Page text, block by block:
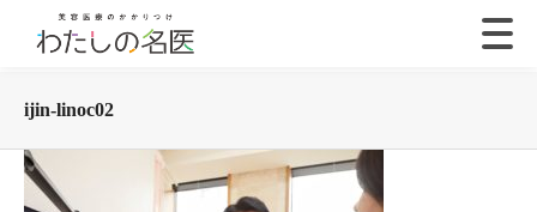
ijin-linoc02